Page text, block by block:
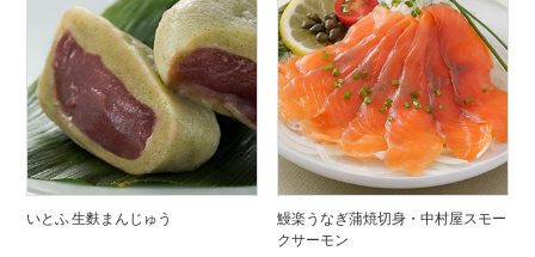
いとふ 生麩まんじゅう
鰻楽うなぎ蒲焼切身・中村屋スモー
クサーモン